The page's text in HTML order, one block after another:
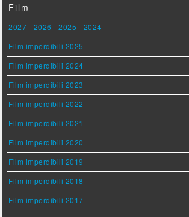
Film
2027 - 2026 -2025 - 2024
Film imperdibili 2025
Film imperdibili 2024
Film imperdibili 2023
Film imperdibili 2022
Film imperdibili 2021
Film imperdibili 2020
Film imperdibili 2019
Film imperdibili 2018
Film imperdibili 2017